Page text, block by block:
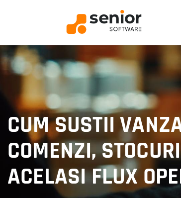
CUM SUSTII
COMENZI,
ACELASI FLUX